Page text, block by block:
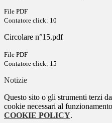
File PDF
Contatore click: 10
Circolare n°15.pdf
File PDF
Contatore click: 15
Notizie
Questo sito o gli strumenti terzi
cookie necessari al
COOKIE POLICY.